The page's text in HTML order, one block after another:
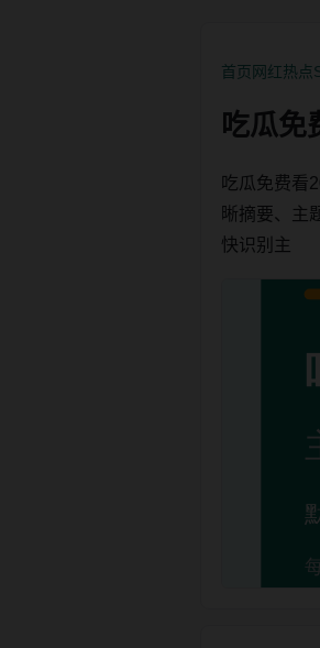
首页网红热点
吃瓜免
吃瓜免费看
晰摘要、主
快识别主